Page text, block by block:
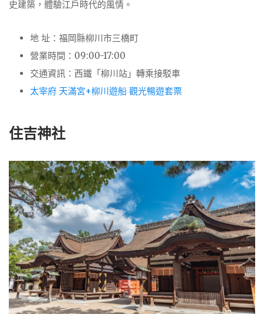
史建築，體驗江戶時代的風情。
地 址：福岡縣柳川市三橋町
營業時間： 09:00-17:00
交通資訊： 西鐵「柳川站」轉乘接駁車
太宰府 天滿宮+柳川遊船 觀光暢遊套票
住吉神社